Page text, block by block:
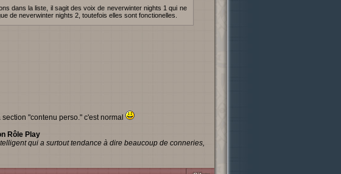
dans la liste, il sagit des voix de neverwinter nights 1 qui ne
de neverwinter nights 2, toutefois elles sont fonctionelles.
"contenu perso." c'est normal
Rôle Play
qui a surtout tendance à dire beaucoup de conneries,